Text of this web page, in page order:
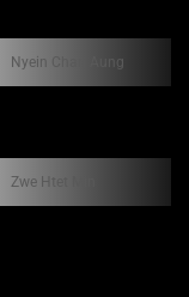
Nyein Chan Aung
Zwe Htet Min